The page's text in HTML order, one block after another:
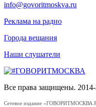
info@govoritmoskva.ru
Реклама на радио
Города вещания
Наши слушатели
Все права защищены.
Сетевое издание